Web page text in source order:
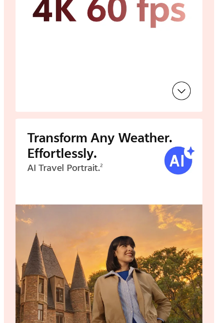
Transform Any Weather.
Effortlessly.
AI Travel Portrait.2